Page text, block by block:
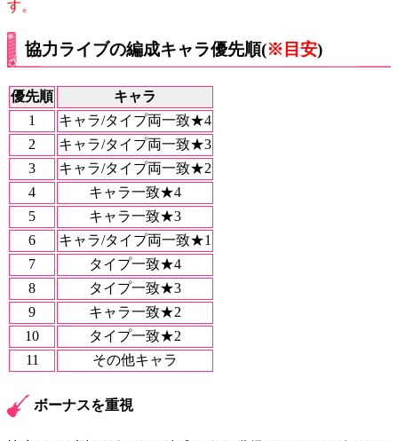
す。
協力ライブの編成キャラ優先順(※目安)
優先順
キャラ
1
キャラ/タイプ両一致★4
2
キャラ/タイプ両一致★3
3
キャラ/タイプ両一致★2
4
キャラ一致★4
5
キャラ一致★3
6
キャラ/タイプ両一致★1
7
タイプ一致★4
8
タイプ一致★3
9
キャラ一致★2
10
タイプ一致★2
11
その他キャラ
ボーナスを重視